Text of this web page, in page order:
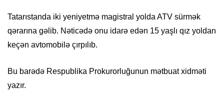
Tatarıstanda iki yeniyetmə magistral yolda ATV sürmək
qərarına gəlib. Nəticədə onu idarə edən 15 yaşlı qız yoldan
keçən avtomobilə çırpılıb.
Bu barədə Respublika Prokurorluğunun mətbuat xidməti
yazır.